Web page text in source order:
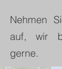
Nehmen
auf, wir
gerne.